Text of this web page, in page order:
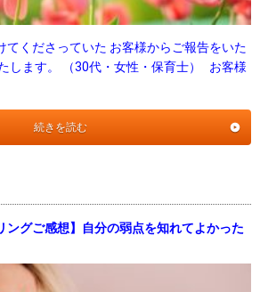
てくださっていた お客様からご報告をいた
します。 （30代・女性・保育士） お客様
続きを読む
ングご感想】自分の弱点を知れてよかった